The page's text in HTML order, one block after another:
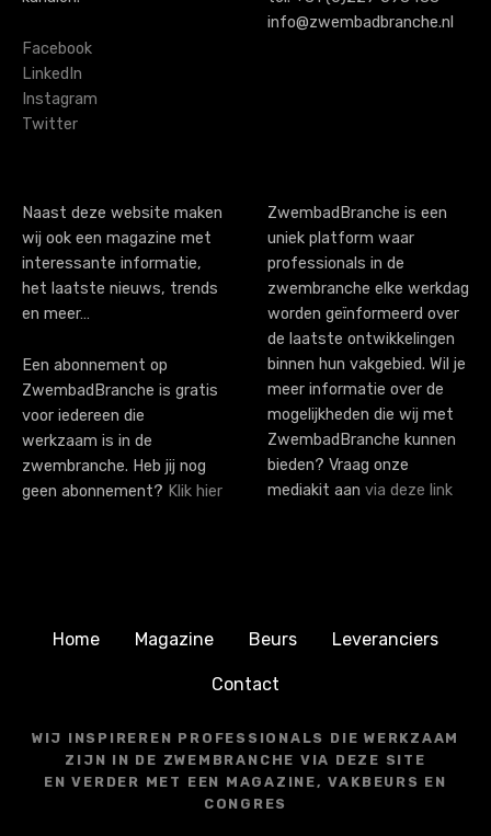
i
g
a
i
o
n
Facebook
LinkedIn
Instagram
Twitter
info@zwembadbranche.nl
Naast deze website maken
wij ook een magazine met
interessante informatie,
het laatste nieuws, trends
en meer…
Een abonnement op
ZwembadBranche is gratis
voor iedereen die
werkzaam is in de
zwembranche. Heb jij nog
geen abonnement? Klik hier
ZwembadBranche is een
uniek platform waar
professionals in de
zwembranche elke werkdag
worden geïnformeerd over
de laatste ontwikkelingen
binnen hun vakgebied. Wil je
meer informatie over de
mogelijkheden die wij met
ZwembadBranche kunnen
bieden? Vraag onze
mediakit aan via deze link
Home Magazine Beurs Leveranciers
Contact
WIJ INSPIREREN PROFESSIONALS DIE WERKZAAM
ZIJN IN DE ZWEMBRANCHE VIA DEZE SITE
EN VERDER MET EEN MAGAZINE, VAKBEURS EN
CONGRES